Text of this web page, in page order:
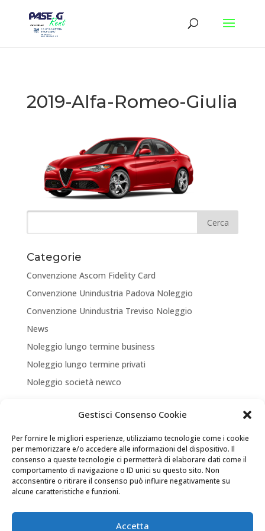
Gestisci Consenso Cookie
Per fornire le migliori esperienze, utilizziamo tecnologie come i cookie
per memorizzare e/o accedere alle informazioni del dispositivo. Il
consenso a queste tecnologie ci permetterà di elaborare dati come il
comportamento di navigazione o ID unici su questo sito. Non
acconsentire o ritirare il consenso può influire negativamente su
alcune caratteristiche e funzioni.
Accetta
2019-Alfa-Romeo-Giulia
Categorie
Convenzione Ascom Fidelity Card
Convenzione Unindustria Padova Noleggio
Convenzione Unindustria Treviso Noleggio
News
Noleggio lungo termine business
Noleggio lungo termine privati
Noleggio società newco
Articoli recenti
ASSICURA LA TUA MOBILITA’
NEW LOCATION + NEW PARTNERSHIP
Convenzione Soci di UNINDUSTRIA PADOVA TREVISO
VENEZIA ROVIGO
Il tuo Partner per Soluzioni di Mobilità